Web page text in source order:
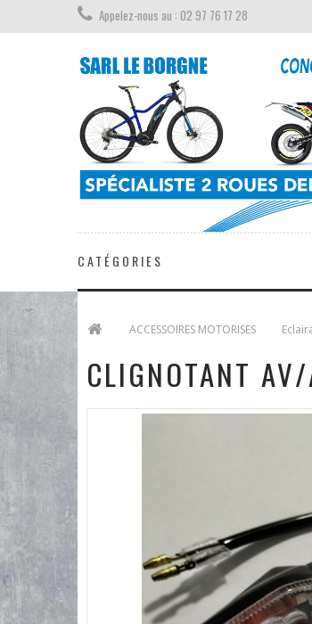
Appelez-nous au : 02 97 76 17 28
CATÉGORIES
ACCESSOIRES MOTORISES
CLIGNOTANT